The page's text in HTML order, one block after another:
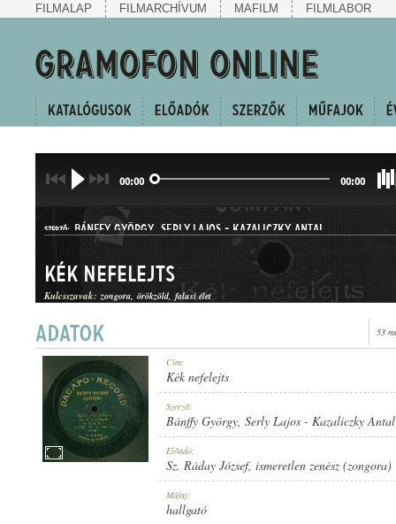
FILMALAP FILMARCHÍVUM MAFILM FILMLABOR
00:00 00:00
SZERZŐ: BÁNFFY GYÖRGY, SERLY LAJOS - KAZALICZKY ANTAL
HALLGATÓ
Kék nefelejts
Kulcsszavak: zongora örökzöld falusi élet
53
Cím:
Kék nefelejts
Szerző:
Bánffy György, Serly Lajos - Kazaliczky Antal
Előadó:
Sz. Ráday József, ismeretlen zenész (zongora)
Műfaj:
hallgató